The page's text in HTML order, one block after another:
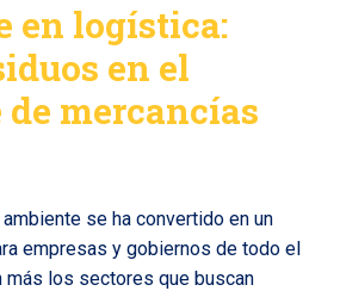
en logística:
en el
mercancías
se ha convertido en un
empresas y gobiernos de todo el
más los sectores que buscan